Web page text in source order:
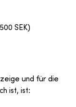
SEK)
und für die
ist, ist: